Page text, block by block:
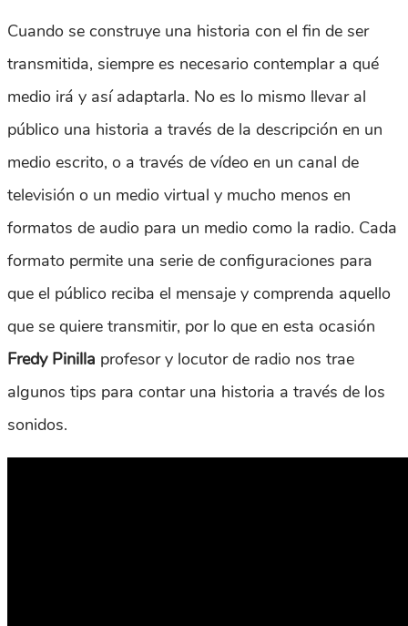
Cuando se construye una historia con el fin de ser
transmitida, siempre es necesario contemplar a qué
medio irá y así adaptarla. No es lo mismo llevar al
público una historia a través de la descripción en un
medio escrito, o a través de vídeo en un canal de
televisión o un medio virtual y mucho menos en
formatos de audio para un medio como la radio. Cada
formato permite una serie de configuraciones para
que el público reciba el mensaje y comprenda aquello
que se quiere transmitir, por lo que en esta ocasión
Fredy Pinilla profesor y locutor de radio nos trae
algunos tips para contar una historia a través de los
sonidos.